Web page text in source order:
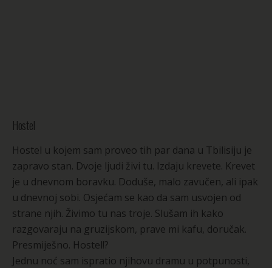
Hostel
Hostel u kojem sam proveo tih par dana u Tbilisiju je
zapravo stan. Dvoje ljudi živi tu. Izdaju krevete. Krevet
je u dnevnom boravku. Doduše, malo zavučen, ali ipak
u dnevnoj sobi. Osjećam se kao da sam usvojen od
strane njih. Živimo tu nas troje. Slušam ih kako
razgovaraju na gruzijskom, prave mi kafu, doručak.
Presmiješno. Hostel!?
Jednu noć sam ispratio njihovu dramu u potpunosti,